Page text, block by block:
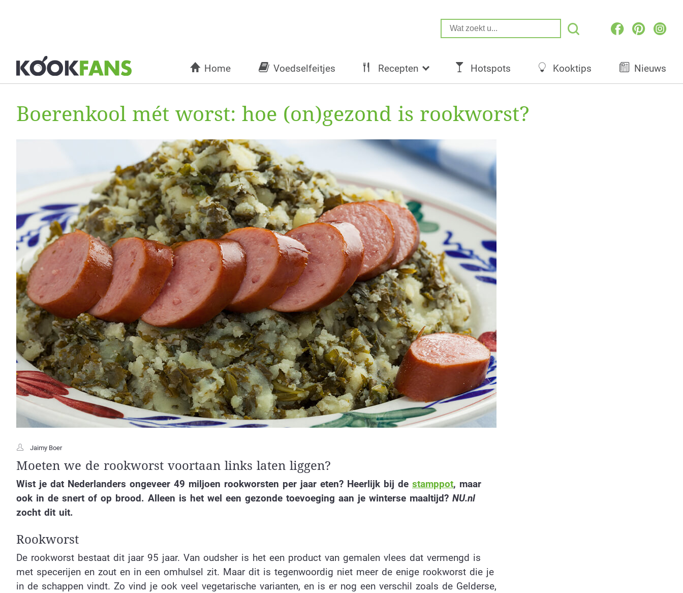
Home Voedselfeitjes Recepten Hotspots Kooktips Nieuws
Boerenkool mét worst: hoe (on)gezond is rookworst?
Jaimy Boer
Moeten we de rookworst voortaan links laten liggen?
Wist je dat Nederlanders ongeveer 49 miljoen rookworsten per jaar eten? Heerlijk bij de stamppot, maar
ook in de snert of op brood. Alleen is het wel een gezonde toevoeging aan je winterse maaltijd? NU.nl
zocht dit uit.
Rookworst
De rookworst bestaat dit jaar 95 jaar. Van oudsher is het een product van gemalen vlees dat vermengd is
met specerijen en zout en in een omhulsel zit. Maar dit is tegenwoordig niet meer de enige rookworst die je
in de schappen vindt. Zo vind je ook veel vegetarische varianten, en is er nog een verschil zoals de Gelderse,